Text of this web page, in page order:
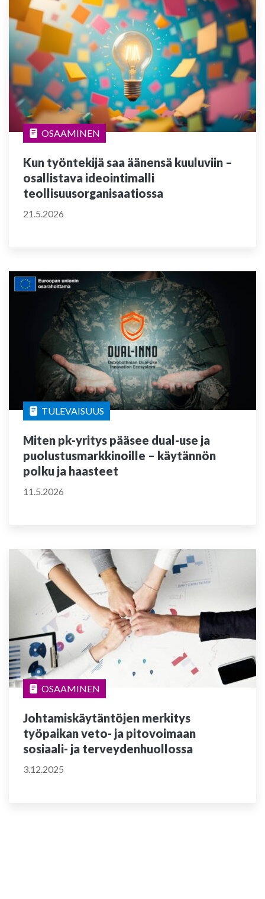
OSAAMINEN
Kun työntekijä saa äänensä kuuluviin –
osallistava ideointimalli
teollisuusorganisaatiossa
21.5.2026
TULEVAISUUS
Miten pk-yritys pääsee dual-use ja
puolustusmarkkinoille – käytännön
polku ja haasteet
11.5.2026
OSAAMINEN
Johtamiskäytäntöjen merkitys
työpaikan veto- ja pitovoimaan
sosiaali- ja terveydenhuollossa
3.12.2025